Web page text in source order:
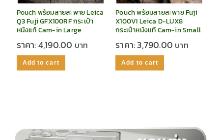
Pouch พร้อมสายสะพาย Leica
Q3 Fuji GFX100RF กระเป๋า
หนังแท้ Cam-in Large
ราคา:4,190.00
Add to cart
Pouch พร้อมสายสะพาย Fuji
X100VI Leica D-LUX8
กระเป๋าหนังแท้ Cam-in Small
ราคา:3,790.00
Add to cart